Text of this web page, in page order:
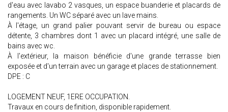
d'eau avec lavabo 2 vasques, un espace buanderie et placards de
rangements. Un WC séparé avec un lave mains.
À l'étage, un grand palier pouvant servir de bureau ou espace
détente, 3 chambres dont 1 avec un placard intégré, une salle de
bains avec wc.
À l'extérieur, la maison bénéficie d'une grande terrasse bien
exposée et d'un terrain avec un garage et places de stationnement.
DPE : C
LOGEMENT NEUF, 1ERE OCCUPATION.
Travaux en cours de finition, disponible rapidement.